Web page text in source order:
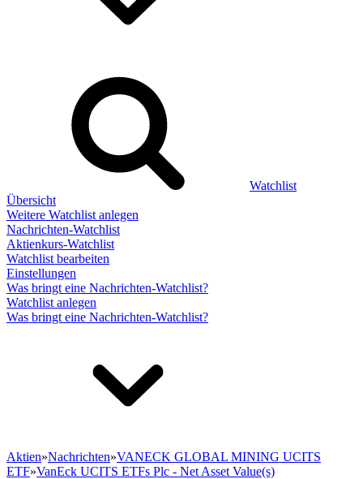
Watchlist
Übersicht
Weitere Watchlist anlegen
Nachrichten-Watchlist
Aktienkurs-Watchlist
Watchlist bearbeiten
Einstellungen
Was bringt eine Nachrichten-Watchlist?
Watchlist anlegen
Was bringt eine Nachrichten-Watchlist?
Aktien»Nachrichten»VANECK GLOBAL MINING UCITS
ETF»VanEck UCITS ETFs Plc - Net Asset Value(s)